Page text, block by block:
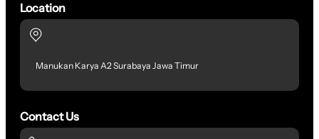
Location
Manukan Karya A2 Surabaya Jawa Timur
Contact Us